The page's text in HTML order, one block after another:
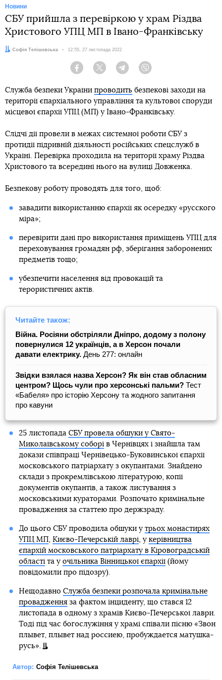
Новини
СБУ прийшла з перевіркою у храм Різдва
Христового УПЦ МП в Івано-Франківську
Автор:
Софія Телішевська Дата:
12:55, 27 листопада 2022
Facebook Twitter Telegram
Служба безпеки України проводить безпекові заходи на
території єпархіального управління та культової споруди
місцевої єпархії УПЦ (МП) у Івано-Франківську.
Слідчі дії провели в межах системної роботи СБУ з
протидії підривній діяльності російських спецслужб в
Україні. Перевірка проходила на території храму Різдва
Христового та всередині нього на вулиці Довженка.
Безпекову роботу проводять для того, щоб:
завадити використанню єпархії як осередку «русского
міра»;
перевірити дані про використання приміщень УПЦ для
переховування громадян рф, зберігання заборонених
предметів тощо;
убезпечити населення від провокацій та
терористичних актів.
Читайте також:
Війна. Росіяни обстріляли Дніпро, додому з полону
повернулися 12 українців, а в Херсон почали
давати електрику. День 277: онлайн
Звідки взялася назва Херсон? Як він став обласним
центром? Щось чули про херсонські пальми? Тест
«Бабеля» про історію Херсону та жодного запитання
про кавуни
25 листопада СБУ провела обшуки у Свято-
Миколаївському соборів Чернівцях і знайшла там
докази співпраці Чернівецько-Буковинської єпархії
московського патріархату з окупантами. Знайдено
склади з прокремлівською літературою, копії
документів окупантів, а також листування з
московськими кураторами. Розпочато кримінальне
провадження за статтею про держзраду.
До цього СБУ проводила обшуки у трьох монастирях
УПЦ МП, Києво-Печерській лаврі, у керівництва
єпархій московського патріархату в Кіровоградській
областіта у очільника Вінницької єпархії(йому
повідомили про підозру).
Нещодавно Служба безпеки розпочала кримінальне
провадженняза фактом інциденту, що стався 12
листопада в одному з храмів Києво-Печерської лаври.
Тоді під час богослужіння у храмі співали пісню «Звон
плывет, плывет над россиею, пробуждается матушка-
русь».
Автор: Софія Телішевська